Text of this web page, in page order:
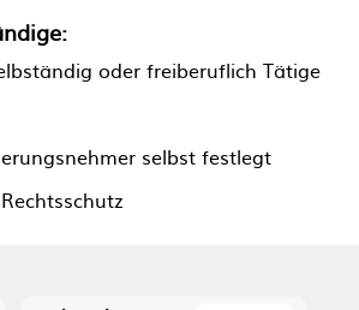
oder freiberuflich Tätige
selbst festlegt